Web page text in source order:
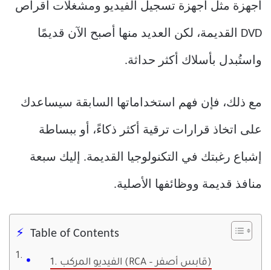
أجهزة مثل أجهزة تسجيل الفيديو ومشغلات أقراص
DVD القديمة، لكن العديد منها أصبح الآن قديمًا
واستُبدل بأسلاك أكثر حداثة.
مع ذلك، فإن فهم استخداماتها السابقة سيساعدك
على اتخاذ قرارات ترقية أكثر ذكاءً، أو ببساطة
إشباع رغبتك في التكنولوجيا القديمة. إليك سبعة
منافذ قديمة ووظائفها الأصلية.
Table of Contents
1. الفيديو المركب (RCA – قابس أصفر)